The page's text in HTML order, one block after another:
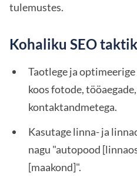
tulemustes.
Kohaliku SEO
Taotlege ja optimeerige
koos fotode,
kontaktandmetega.
Kasutage linna- ja
nagu "autopood
[maakond]".